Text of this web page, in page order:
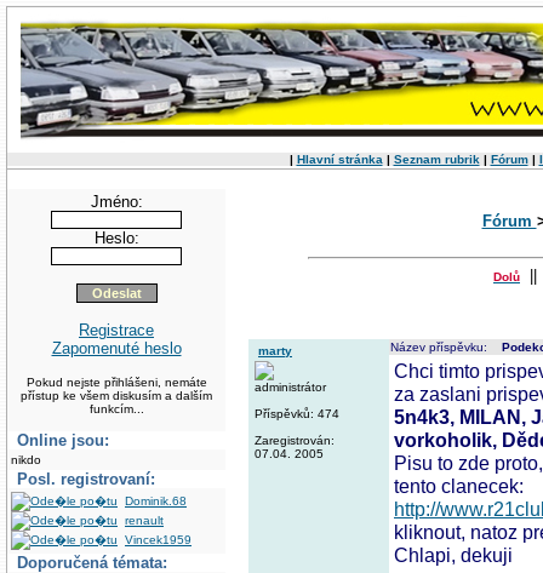
| Hlavní stránka | Seznam rubrik | Fórum|
Jméno:
Heslo:
Registrace
Zapomenuté heslo
Pokud nejste přihlášeni, nemáte
přístup ke všem diskusím a dalším
funkcím...
Online jsou:
nikdo
Posl. registrovaní:
Dominik.68
renault
Vincek1959
Doporučená témata:
Fórum
Dolů
marty
administrátor
Příspěvků: 474
Zaregistrován:
07.04. 2005
Název příspěvku:
Chci timto
za zaslani
5n4k3, MILAN,
vorkoholik,
Pisu to zde
tento clanecek:
http://
kliknout, natoz
Chlapi, dekuji